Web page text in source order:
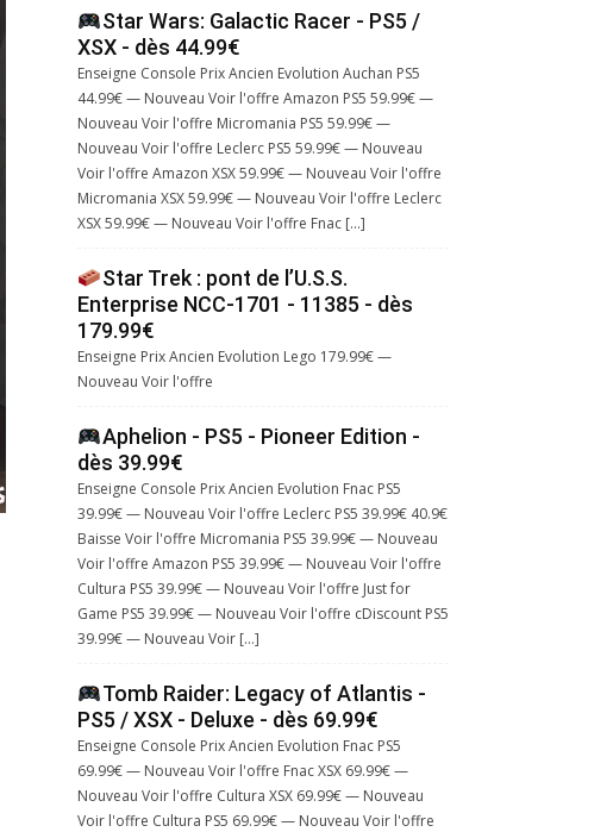
Star Wars: Galactic Racer - PS5 /
XSX - dès 44.99€
Enseigne Console Prix Ancien Evolution Auchan PS5
44.99€ — Nouveau Voir l'offre Amazon PS5 59.99€ —
Nouveau Voir l'offre Micromania PS5 59.99€ —
Nouveau Voir l'offre Leclerc PS5 59.99€ — Nouveau
Voir l'offre Amazon XSX 59.99€ — Nouveau Voir l'offre
Micromania XSX 59.99€ — Nouveau Voir l'offre Leclerc
XSX 59.99€ — Nouveau Voir l'offre Fnac […]
Star Trek : pont de l’U.S.S.
Enterprise NCC-1701 - 11385 - dès
179.99€
Enseigne Prix Ancien Evolution Lego 179.99€ —
Nouveau Voir l'offre
Aphelion - PS5 - Pioneer Edition -
dès 39.99€
Enseigne Console Prix Ancien Evolution Fnac PS5
39.99€ — Nouveau Voir l'offre Leclerc PS5 39.99€ 40.9€
Baisse Voir l'offre Micromania PS5 39.99€ — Nouveau
Voir l'offre Amazon PS5 39.99€ — Nouveau Voir l'offre
Cultura PS5 39.99€ — Nouveau Voir l'offre Just for
Game PS5 39.99€ — Nouveau Voir l'offre cDiscount PS5
39.99€ — Nouveau Voir […]
Tomb Raider: Legacy of Atlantis -
PS5 / XSX - Deluxe - dès 69.99€
Enseigne Console Prix Ancien Evolution Fnac PS5
69.99€ — Nouveau Voir l'offre Fnac XSX 69.99€ —
Nouveau Voir l'offre Cultura XSX 69.99€ — Nouveau
Voir l'offre Cultura PS5 69.99€ — Nouveau Voir l'offre